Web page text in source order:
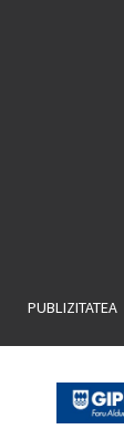
PUBLIZITATEA